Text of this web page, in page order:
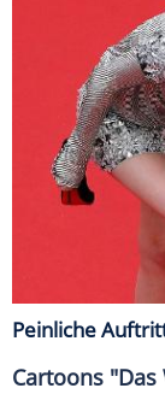
Peinliche
Cartoons